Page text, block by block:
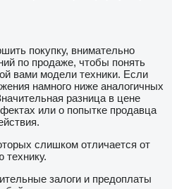
покупку, внимательно
по продаже, чтобы понять
вами модели техники. Если
намного ниже аналогичных
разница в цене
или о попытке продавца
слишком отличается от
технику.
залоги и предоплаты